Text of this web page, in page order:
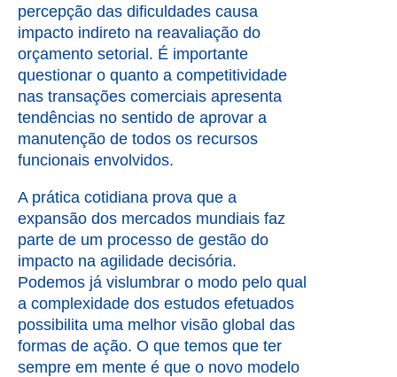
percepção das dificuldades causa
impacto indireto na reavaliação do
orçamento setorial. É importante
questionar o quanto a competitividade
nas transações comerciais apresenta
tendências no sentido de aprovar a
manutenção de todos os recursos
funcionais envolvidos.
A prática cotidiana prova que a
expansão dos mercados mundiais faz
parte de um processo de gestão do
impacto na agilidade decisória.
Podemos já vislumbrar o modo pelo qual
a complexidade dos estudos efetuados
possibilita uma melhor visão global das
formas de ação. O que temos que ter
sempre em mente é que o novo modelo